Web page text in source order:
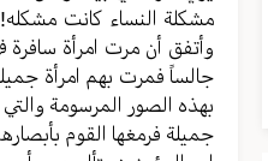
مشکلة النساء کانت
وأتفق أن مرت امرأة
جالساً فمرت بهم امرأة
بهذه الصور المرسومة
جمیلة فرمغها القوم